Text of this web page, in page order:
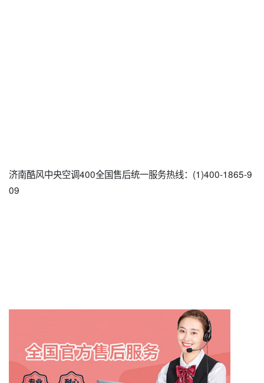
济南酷风中央空调400全国售后统一服务热线：(1)400-1865-9
09